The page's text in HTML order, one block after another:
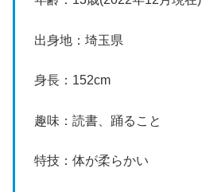
出身地：埼玉県
身長：152cm
趣味：読書、踊ること
特技：体が柔らかい